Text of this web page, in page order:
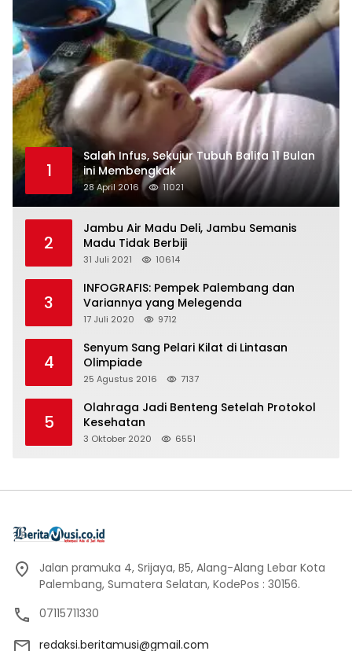
1
Salah Infus, Sekujur Tubuh Balita 11 Bulan
ini Membengkak
28 April 2016 11021
2
Jambu Air Madu Deli, Jambu Semanis
Madu Tidak Berbiji
31 Juli 2021 10614
3
INFOGRAFIS: Pempek Palembang dan
Variannya yang Melegenda
17 Juli 2020 9712
4
Senyum Sang Pelari Kilat di Lintasan
Olimpiade
25 Agustus 2016 7137
5
Olahraga Jadi Benteng Setelah Protokol
Kesehatan
3 Oktober 2020 6551
Jalan pramuka 4, Srijaya, B5, Alang-Alang Lebar Kota
Palembang, Sumatera Selatan, KodePos : 30156.
07115711330
redaksi.beritamusi@gmail.com